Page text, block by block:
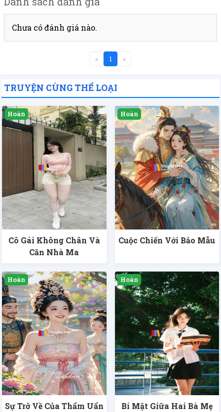
Chưa có đánh giá nào.
« 1 »
TRUYỆN CÙNG THỂ LOẠI
Cô Gái Không Chân Và
Căn Nhà Ma
Cuộc Chiến Với Bảo Mẫu
Sự Trở Về Của Thẩm Uẩn
Bí Mật Giữa Hai Bà Mẹ